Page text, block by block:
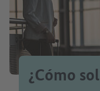
¿Cómo